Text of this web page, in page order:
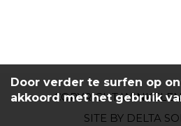
COPYRIGHT
SITE BY DELTA
Door verder te surfen op
akkoord met het gebruik